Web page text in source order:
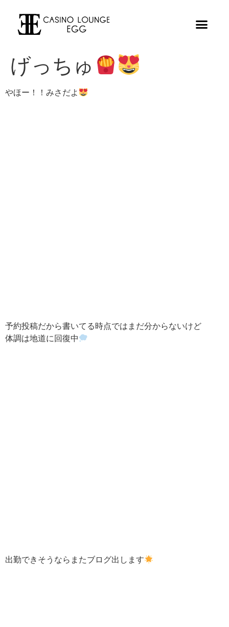
げっちゅ
やほー！！みさだよ
予約投稿だから書いてる時点ではまだ分からないけど
体調は地道に回復中
出勤できそうならまたブログ出します